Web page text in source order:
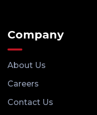
Company
About Us
Careers
Contact Us